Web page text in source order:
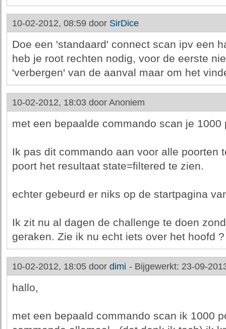
10-02-2012, 08:59 door SirDice
Doe een 'standaard' connect scan ipv een
heb je root rechten nodig, voor de eerste
'verbergen' van de aanval maar om het
10-02-2012, 18:03 door Anoniem
met een bepaalde commando scan je 1000
Ik pas dit commando aan voor alle poorten
poort het resultaat state=filtered te zien.
echter gebeurd er niks op de startpagina
Ik zit nu al dagen de challenge te doen
geraken. Zie ik nu echt iets over het hoofd ?
10-02-2012, 18:05 door dimi - Bijgewerkt: 23-09-
hallo,
met een bepaald commando scan ik 1000